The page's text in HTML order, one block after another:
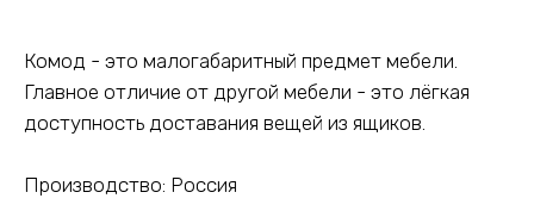
Комод - это малогабаритный предмет мебели.
Главное отличие от другой мебели - это лёгкая
доступность доставания вещей из ящиков.
Производство: Россия